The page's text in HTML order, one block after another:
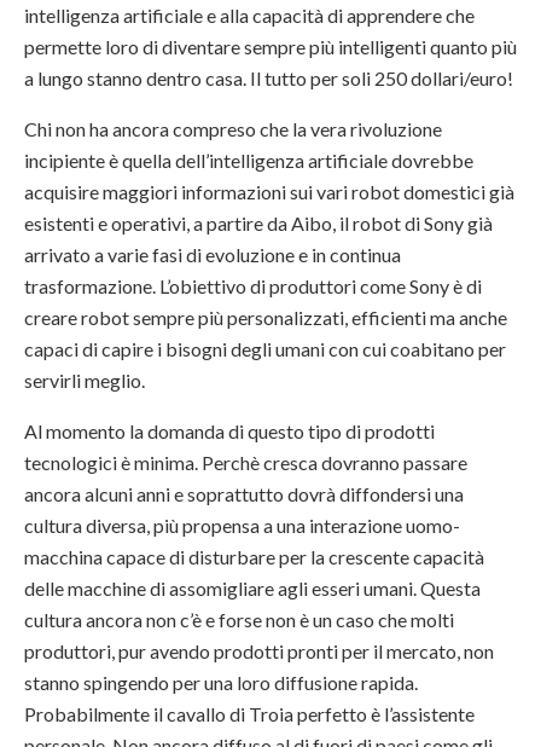
intelligenza artificiale e alla capacità di apprendere che
permette loro di diventare sempre più intelligenti quanto più
a lungo stanno dentro casa. Il tutto per soli 250 dollari/euro!
Chi non ha ancora compreso che la vera rivoluzione
incipiente è quella dell’intelligenza artificiale dovrebbe
acquisire maggiori informazioni sui vari robot domestici già
esistenti e operativi, a partire da Aibo, il robot di Sony già
arrivato a varie fasi di evoluzione e in continua
trasformazione. L’obiettivo di produttori come Sony è di
creare robot sempre più personalizzati, efficienti ma anche
capaci di capire i bisogni degli umani con cui coabitano per
servirli meglio.
Al momento la domanda di questo tipo di prodotti
tecnologici è minima. Perchè cresca dovranno passare
ancora alcuni anni e soprattutto dovrà diffondersi una
cultura diversa, più propensa a una interazione uomo-
macchina capace di disturbare per la crescente capacità
delle macchine di assomigliare agli esseri umani. Questa
cultura ancora non c’è e forse non è un caso che molti
produttori, pur avendo prodotti pronti per il mercato, non
stanno spingendo per una loro diffusione rapida.
Probabilmente il cavallo di Troia perfetto è l’assistente